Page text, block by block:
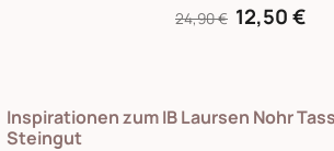
24,90 € 12,50 €
Inspirationen zum IB Laursen Nohr
Steingut